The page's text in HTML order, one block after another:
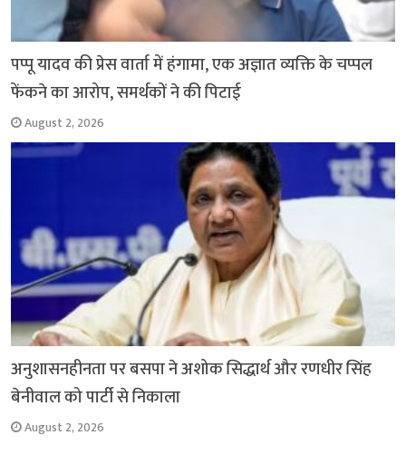
पप्पू यादव की प्रेस वार्ता में हंगामा, एक अज्ञात व्यक्ति के चप्पल
फेंकने का आरोप, समर्थकों ने की पिटाई
August 2, 2026
अनुशासनहीनता पर बसपा ने अशोक सिद्धार्थ और रणधीर सिंह
बेनीवाल को पार्टी से निकाला
August 2, 2026